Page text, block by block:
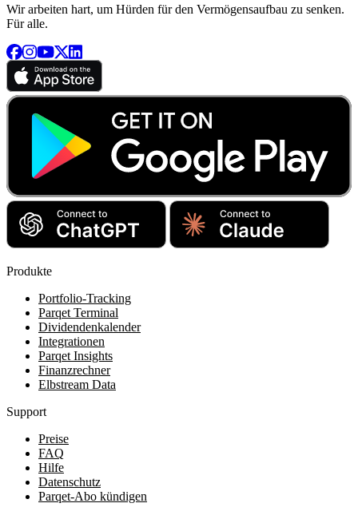
Wir arbeiten hart, um Hürden für den Vermögensaufbau zu senken.
Für alle.
Produkte
Portfolio-Tracking
Parqet Terminal
Dividendenkalender
Integrationen
Parqet Insights
Finanzrechner
Elbstream Data
Support
Preise
FAQ
Hilfe
Datenschutz
Parqet-Abo kündigen